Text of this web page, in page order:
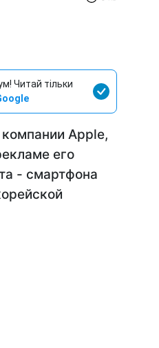
Читай тільки
Apple,
его
- смартфона